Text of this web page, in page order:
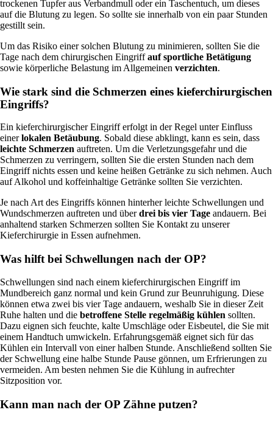
trockenen Tupfer aus Verbandmull oder ein Taschentuch, um dieses
auf die Blutung zu legen. So sollte sie innerhalb von ein paar Stunden
gestillt sein.
Um das Risiko einer solchen Blutung zu minimieren, sollten Sie die
Tage nach dem chirurgischen Eingriffauf sportliche Betätigung
sowie körperliche Belastung im Allgemeinen verzichten.
Wie stark sind die Schmerzen eines kieferchirurgischen
Eingriffs?
Ein kieferchirurgischer Eingriff erfolgt in der Regel unter Einfluss
einerlokalen Betäubung. Sobald diese abklingt, kann es sein, dass
leichte Schmerzen auftreten. Um die Verletzungsgefahr und die
Schmerzen zu verringern, sollten Sie die ersten Stunden nach dem
Eingriff nichts essen und keine heißen Getränke zu sich nehmen. Auch
auf Alkohol und koffeinhaltige Getränke sollten Sie verzichten.
Je nach Art des Eingriffs können hinterher leichte Schwellungen und
Wundschmerzen auftreten und überdrei bis vier Tage andauern. Bei
anhaltend starken Schmerzen sollten Sie Kontakt zu unserer
Kieferchirurgie in Essen aufnehmen.
Was hilft bei Schwellungen nach der OP?
Schwellungen sind nach einem kieferchirurgischen Eingriff im
Mundbereich ganz normal und kein Grund zur Beunruhigung. Diese
können etwa zwei bis vier Tage andauern, weshalb Sie in dieser Zeit
Ruhe halten und die betroffene Stelle regelmäßig kühlen sollten.
Dazu eignen sich feuchte, kalte Umschläge oder Eisbeutel, die Sie mit
einem Handtuch umwickeln. Erfahrungsgemäß eignet sich für das
Kühlen ein Intervall von einer halben Stunde. Anschließend sollten Sie
der Schwellung eine halbe Stunde Pause gönnen, um Erfrierungen zu
vermeiden. Am besten nehmen Sie die Kühlung in aufrechter
Sitzposition vor.
Kann man nach der OP Zähne putzen?